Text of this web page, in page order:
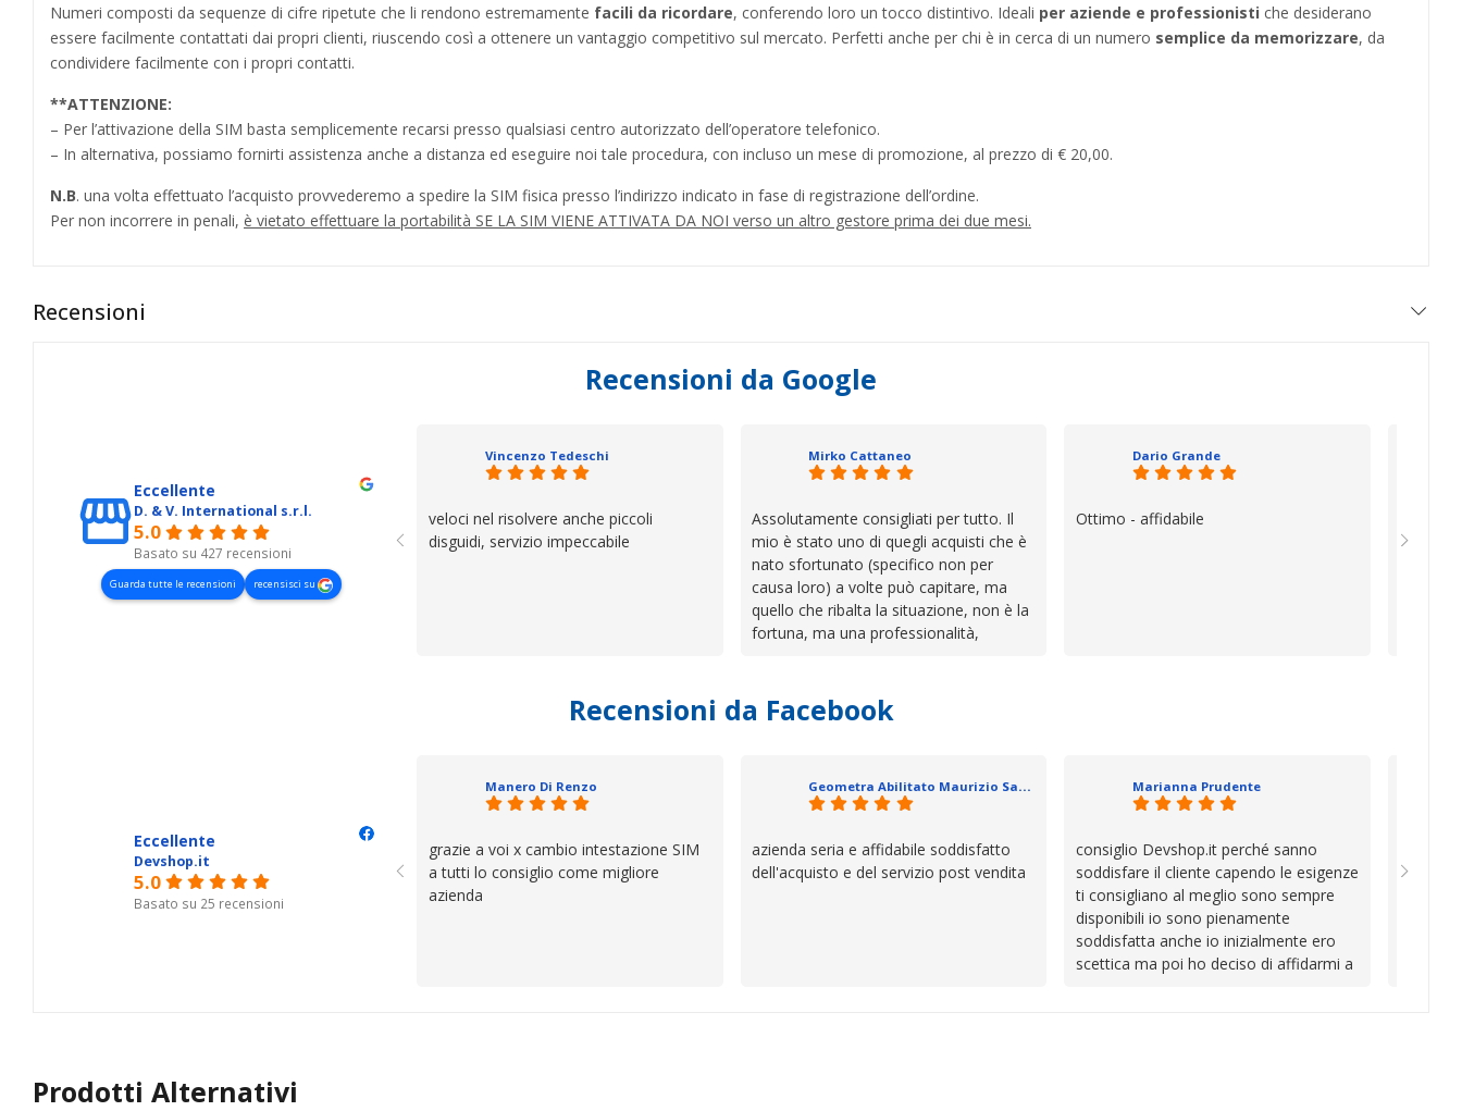
Numeri composti da sequenze di cifre ripetute che li rendono estremamente facili da ricordare, conferendo loro un tocco distintivo. Ideali per aziende e professionisti che desiderano
essere facilmente contattati dai propri clienti, riuscendo così a ottenere un vantaggio competitivo sul mercato. Perfetti anche per chi è in cerca di un numero semplice da memorizzare, da
condividere facilmente con i propri contatti.
**ATTENZIONE:
– Per l’attivazione della SIM basta semplicemente recarsi presso qualsiasi centro autorizzato dell’operatore telefonico.
– In alternativa, possiamo fornirti assistenza anche a distanza ed eseguire noi tale procedura, con incluso un mese di promozione, al prezzo di € 20,00.
N.B. una volta effettuato l’acquisto provvederemo a spedire la SIM fisica presso l’indirizzo indicato in fase di registrazione dell’ordine.
Per non incorrere in penali, è vietato effettuare la portabilità SE LA SIM VIENE ATTIVATA DA NOI verso un altro gestore prima dei due mesi.
Recensioni
Recensioni da Google
Eccellente
D. & V. International s.r.l.
5.0
Basato su 427 recensioni
Guarda tutte le recensioni recensisci su
Vincenzo Tedeschi
veloci nel risolvere anche piccoli
disguidi, servizio impeccabile
Mirko Cattaneo
Assolutamente consigliati per tutto. Il
mio è stato uno di quegli acquisti che è
nato sfortunato (specifico non per
causa loro) a volte può capitare, ma
quello che ribalta la situazione, non è la
fortuna, ma una professionalità,
cose. Be', io qui è proprio quello che ho
trovato, un atteggiamento che va oltre
se avete bisogno siete in ottime mani.
Dario Grande
Ottimo - affidabile
vera
Recensioni da Facebook
Eccellente
Devshop.it
5.0
Basato su 25 recensioni
Manero Di Renzo
grazie a voi x cambio intestazione SIM
a tutti lo consiglio come migliore
azienda
Geometra Abilitato Maurizio Sammartano
azienda seria e affidabile soddisfatto
dell'acquisto e del servizio post vendita
Marianna Prudente
consiglio Devshop.it perché sanno
soddisfare il cliente capendo le esigenze
ti consigliano al meglio sono sempre
disponibili io sono pienamente
soddisfatta anche io inizialmente ero
scettica ma poi ho deciso di affidarmi a
cambio
Prodotti Alternativi